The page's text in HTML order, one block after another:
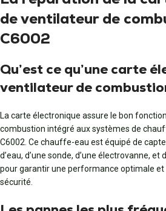
de ventilateur de
C6002
Qu’est ce qu’une carte
ventilateur de
La carte électronique assure le bon
combustion intégré aux systèmes de
C6002. Ce chauffe-eau est équipé de
d’eau, d’une sonde, d’une électrovanne,
pour garantir une performance optimale
sécurité.